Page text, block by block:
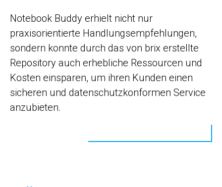
Notebook Buddy erhielt nicht nur
praxisorientierte Handlungsempfehlungen,
sondern konnte durch das von brix erstellte
Repository auch erhebliche Ressourcen und
Kosten einsparen, um ihren Kunden einen
sicheren und datenschutzkonformen Service
anzubieten.